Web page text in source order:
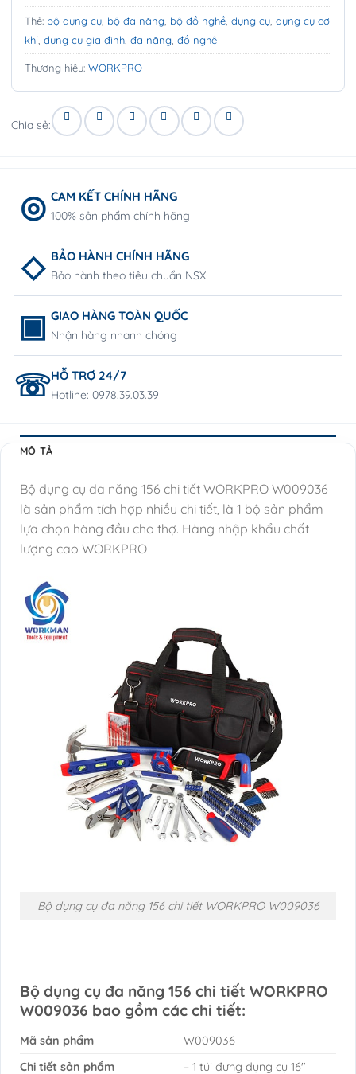
Thẻ: bộ dụng cụ bộ đa năng bộ đồ nghề dụng cụ dụng cụ cơ
khí dụng cụ gia đình đa năng đồ nghê
Thương hiệu: WORKPRO
Chia sẻ:
CAM KẾT CHÍNH HÃNG
100% sản phẩm chính hãng
BẢO HÀNH CHÍNH HÃNG
Bảo hành theo tiêu chuẩn NSX
GIAO HÀNG TOÀN QUỐC
Nhận hàng nhanh chóng
HỖ TRỢ 24/7
Hotline: 0978.39.03.39
MÔ TẢ
Bộ dụng cụ đa năng 156 chi tiết WORKPRO W009036
là sản phẩm tích hợp nhiều chi tiết, là 1 bộ sản phẩm
lựa chọn hàng đầu cho thợ. Hàng nhập khẩu chất
lượng cao WORKPRO
Bộ dụng cụ đa năng 156 chi tiết WORKPRO W009036
Bộ dụng cụ đa năng 156 chi tiết WORKPRO
W009036 bao gồm các chi tiết:
Mã sản phẩm
W009036
Chi tiết sản phẩm
– 1 túi đựng dụng cụ 16″